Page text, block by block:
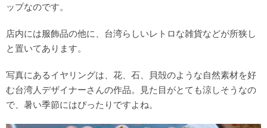
ップなのです。
店内には服飾品の他に、台湾らしいレトロな雑貨などが所狭し
と置いてあります。
写真にあるイヤリングは、花、石、貝殻のような自然素材を好
む台湾人デザイナーさんの作品。見た目がとても涼しそうなの
で、暑い季節にはぴったりですよね。